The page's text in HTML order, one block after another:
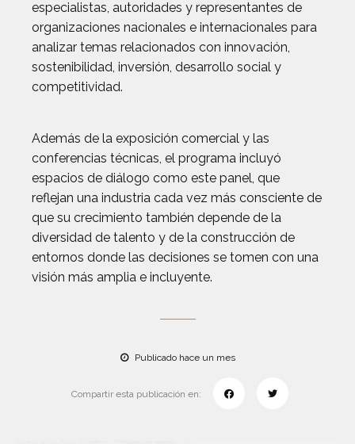
especialistas, autoridades y representantes de
organizaciones nacionales e internacionales para
analizar temas relacionados con innovación,
sostenibilidad, inversión, desarrollo social y
competitividad.
Además de la exposición comercial y las
conferencias técnicas, el programa incluyó
espacios de diálogo como este panel, que
reflejan una industria cada vez más consciente de
que su crecimiento también depende de la
diversidad de talento y de la construcción de
entornos donde las decisiones se tomen con una
visión más amplia e incluyente.
Publicado hace un mes
Compartir esta publicación en: